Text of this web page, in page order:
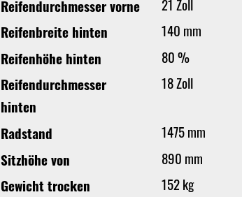
Reifendurchmesser vorne
21 Zoll
Reifenbreite hinten
140 mm
Reifenhöhe hinten
80 %
Reifendurchmesser
hinten
18 Zoll
Radstand
1475 mm
Sitzhöhe von
890 mm
Gewicht trocken
152 kg